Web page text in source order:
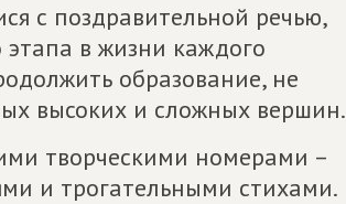
с поздравительной речью,
этапа в жизни каждого
образование, не
высоких и сложных вершин.
творческими номерами –
и трогательными стихами.